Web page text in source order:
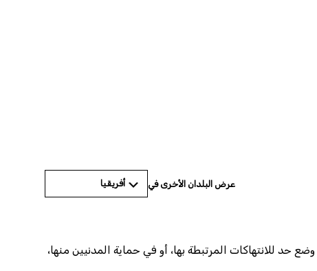
عرض البلدان الأخرى في أفريقيا
حد للانتهاكات المرتبطة بها، أو في حماية المدنيين منها،